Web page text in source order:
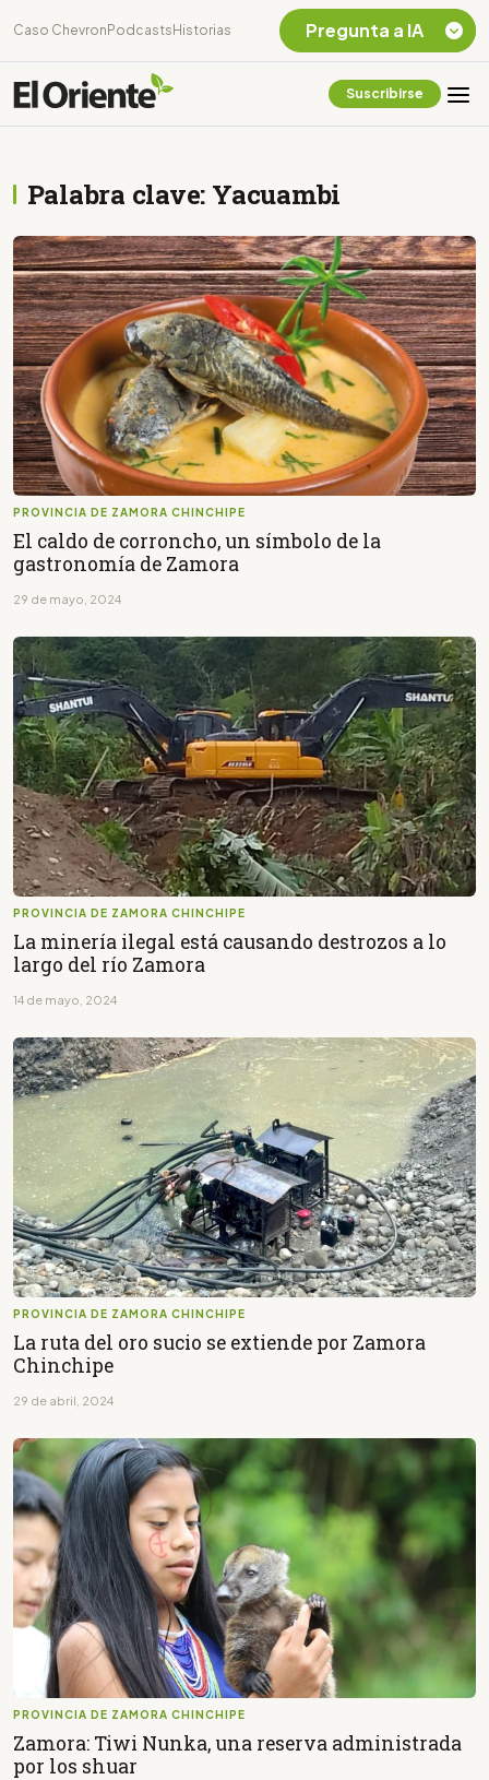
Caso Chevron Podcasts Historias
Suscribirse
Palabra clave: Yacuambi
PROVINCIA DE ZAMORA CHINCHIPE
El caldo de corroncho, un símbolo de la
gastronomía de Zamora
29 de mayo, 2024
PROVINCIA DE ZAMORA CHINCHIPE
La minería ilegal está causando destrozos a lo
largo del río Zamora
14 de mayo, 2024
PROVINCIA DE ZAMORA CHINCHIPE
La ruta del oro sucio se extiende por Zamora
Chinchipe
29 de abril, 2024
PROVINCIA DE ZAMORA CHINCHIPE
Zamora: Tiwi Nunka, una reserva administrada
por los shuar
Pregunta a IA
Listar destinos
Amazonia Ecuatoriana
¿En que consiste la
tasa minera que rige en
Ecuador?